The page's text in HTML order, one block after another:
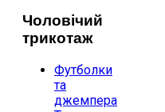
Чоловічий
трикотаж
Футболки
та
джемпера